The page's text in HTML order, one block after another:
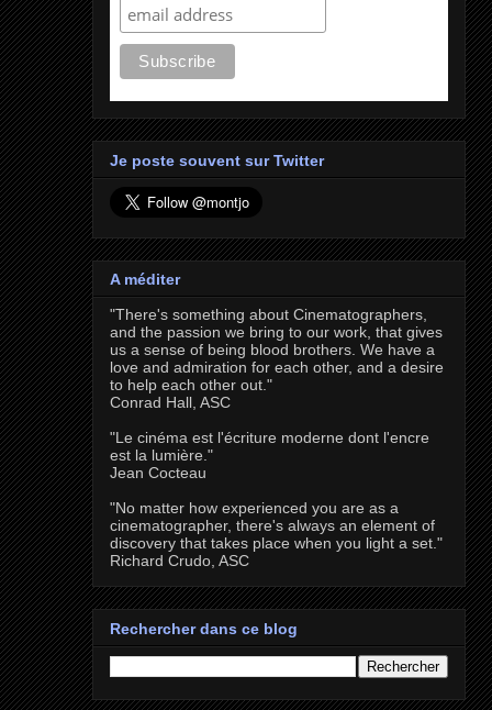
Je poste souvent sur Twitter
A méditer
"There's something about Cinematographers,
and the passion we bring to our work, that gives
us a sense of being blood brothers. We have a
love and admiration for each other, and a desire
to help each other out."
Conrad Hall, ASC
"Le cinéma est l'écriture moderne dont l'encre
est la lumière."
Jean Cocteau
"No matter how experienced you are as a
cinematographer, there's always an element of
discovery that takes place when you light a set."
Richard Crudo, ASC
Rechercher dans ce blog